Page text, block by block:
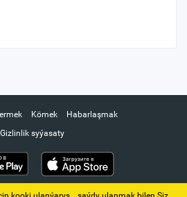
Kömek
Habarlaşmak
Gizlinlik syýasaty